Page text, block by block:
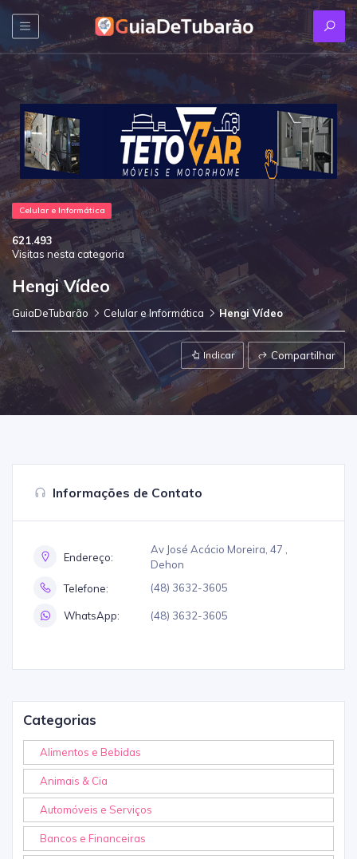
Celular e Informática
621.493
Visitas nesta categoria
Hengi Vídeo
GuiaDeTubarão Celular e Informática Hengi Vídeo
Indicar Compartilhar
Informações de Contato
Endereço:
Av José Acácio Moreira, 47 ,
Dehon
Telefone:
(48) 3632-3605
WhatsApp: (48) 3632-3605
Categorias
Alimentos e Bebidas
Animais & Cia
Automóveis e Serviços
Bancos e Financeiras